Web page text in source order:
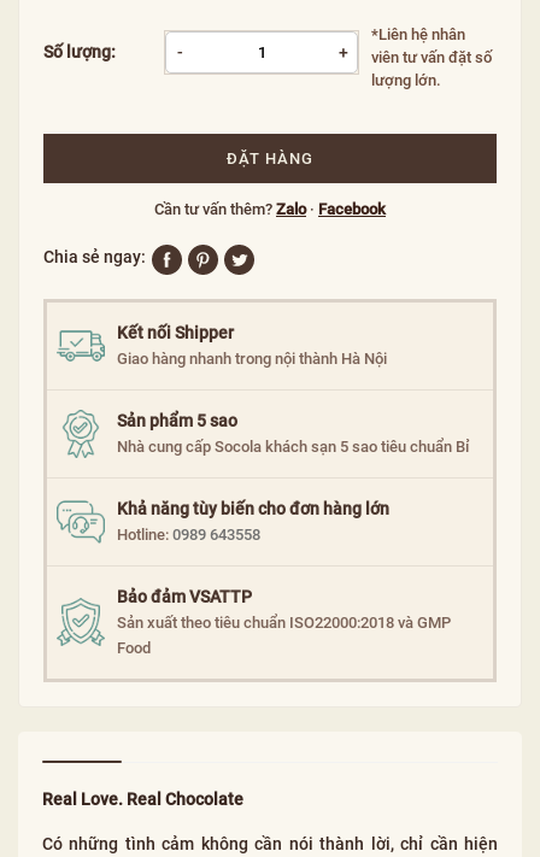
Số lượng: - +
*Liên hệ nhân
viên tư vấn đặt số
lượng lớn.
ĐẶT HÀNG
Cần tư vấn thêm? Zalo · Facebook
Chia sẻ ngay:
Kết nối Shipper
Giao hàng nhanh trong nội thành Hà Nội
Sản phẩm 5 sao
Nhà cung cấp Socola khách sạn 5 sao tiêu chuẩn Bỉ
Khả năng tùy biến cho đơn hàng lớn
Hotline: 0989 643558
Bảo đảm VSATTP
Sản xuất theo tiêu chuẩn ISO22000:2018 và GMP
Food
Real Love. Real Chocolate
Có những tình cảm không cần nói thành lời, chỉ cần hiện